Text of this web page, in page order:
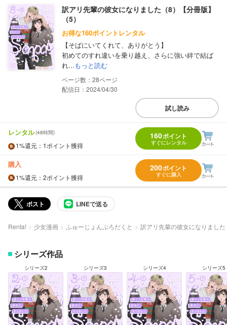
訳アリ先輩の彼女になりました（8）【分冊版】
（5）
お得な160ポイントレンタル
【そばにいてくれて、ありがとう】
初めてのすれ違いを乗り越え、さらに強い絆で結ば
れ...もっと読む
28
配信日：2024/04/30
試し読み
レンタル(48時間)
1%還元 ：1ポイント獲得
160ポイント
すぐにレンタル
購入
1%還元 ：2ポイント獲得
200ポイント
すぐに購入
ポスト LINEで送る
Renta! 少女漫画 ふゅーじょんぷろだくと 訳アリ先輩の彼女になりまし
シリーズ作品
シリーズ2 シリーズ3 シリーズ4 シリーズ5